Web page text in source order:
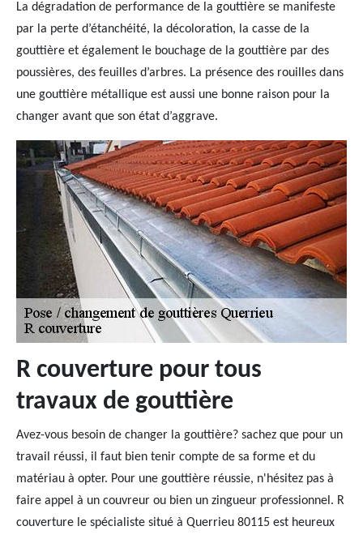
La dégradation de performance de la gouttière se manifeste
par la perte d’étanchéité, la décoloration, la casse de la
gouttière et également le bouchage de la gouttière par des
poussières, des feuilles d’arbres. La présence des rouilles dans
une gouttière métallique est aussi une bonne raison pour la
changer avant que son état d’aggrave.
R couverture pour tous
travaux de gouttière
Avez-vous besoin de changer la gouttière? sachez que pour un
travail réussi, il faut bien tenir compte de sa forme et du
matériau à opter. Pour une gouttière réussie, n'hésitez pas à
faire appel à un couvreur ou bien un zingueur professionnel. R
couverture le spécialiste situé à Querrieu 80115 est heureux